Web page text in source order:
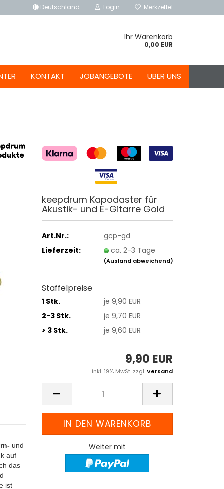
Deutschland Login Merkzettel
Ihr Warenkorb
0,00 EUR
KONTAKT JOBANGEBOTE ÜBER UNS
keepdrum Kapodaster für
Akustik- und E-Gitarre Gold
Art.Nr.:
gcp-gd
Lieferzeit:
ca. 2-3 Tage
(Ausland abweichend)
Staffelpreise
1 Stk.
je 9,90 EUR
2-3 Stk.
je 9,70 EUR
> 3 Stk.
je 9,60 EUR
9,90 EUR
inkl. 19% MwSt. zzgl.Versand
Weiter mit
und
auf
das
ist